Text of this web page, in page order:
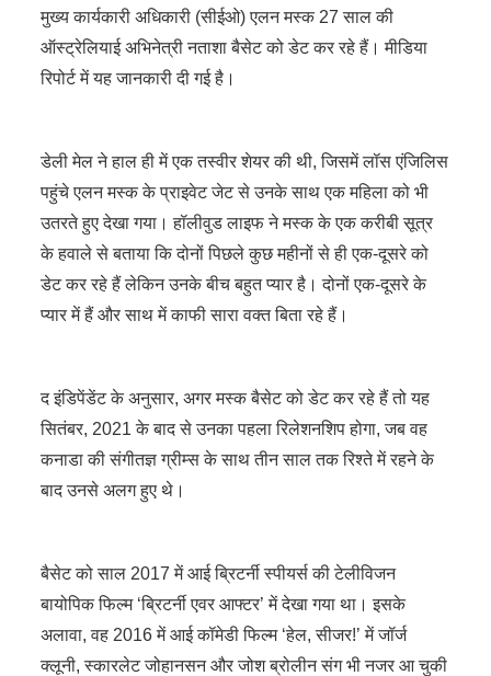
मुख्य कार्यकारी अधिकारी (सीईओ) एलन मस्क 27 साल की
ऑस्ट्रेलियाई अभिनेत्री नताशा बैसेट को डेट कर रहे हैं। मीडिया
रिपोर्ट में यह जानकारी दी गई है।
डेली मेल ने हाल ही में एक तस्वीर शेयर की थी, जिसमें लॉस एंजिलिस
पहुंचे एलन मस्क के प्राइवेट जेट से उनके साथ एक महिला को भी
उतरते हुए देखा गया। हॉलीवुड लाइफ ने मस्क के एक करीबी सूत्र
के हवाले से बताया कि दोनों पिछले कुछ महीनों से ही एक-दूसरे को
डेट कर रहे हैं लेकिन उनके बीच बहुत प्यार है। दोनों एक-दूसरे के
प्यार में हैं और साथ में काफी सारा वक्त बिता रहे हैं।
द इंडिपेंडेंट के अनुसार, अगर मस्क बैसेट को डेट कर रहे हैं तो यह
सितंबर, 2021 के बाद से उनका पहला रिलेशनशिप होगा, जब वह
कनाडा की संगीतज्ञ ग्रीम्स के साथ तीन साल तक रिश्ते में रहने के
बाद उनसे अलग हुए थे।
बैसेट को साल 2017 में आई ब्रिटर्नी स्पीयर्स की टेलीविजन
बायोपिक फिल्म ‘ब्रिटर्नी एवर आफ्टर’ में देखा गया था। इसके
अलावा, वह 2016 में आई कॉमेडी फिल्म ‘हेल, सीजर!’ में जॉर्ज
क्लूनी, स्कारलेट जोहानसन और जोश ब्रोलीन संग भी नजर आ चुकी